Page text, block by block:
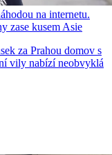
na internetu.
zase kusem Asie
za Prahou domov s
vily nabízí neobvyklá